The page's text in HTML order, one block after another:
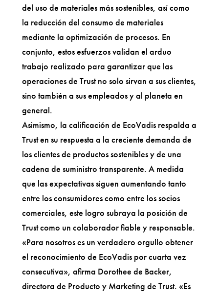
del uso de materiales más sostenibles, así como
la reducción del consumo de materiales
mediante la optimización de procesos. En
conjunto, estos esfuerzos validan el arduo
trabajo realizado para garantizar que las
operaciones de Trust no solo sirvan a sus clientes,
sino también a sus empleados y al planeta en
general.
Asimismo, la calificación de EcoVadis respalda a
Trust en su respuesta a la creciente demanda de
los clientes de productos sostenibles y de una
cadena de suministro transparente. A medida
que las expectativas siguen aumentando tanto
entre los consumidores como entre los socios
comerciales, este logro subraya la posición de
Trust como un colaborador fiable y responsable.
«Para nosotros es un verdadero orgullo obtener
el reconocimiento de EcoVadis por cuarta vez
consecutiva», afirma Dorothee de Backer,
directora de Producto y Marketing de Trust. «Es